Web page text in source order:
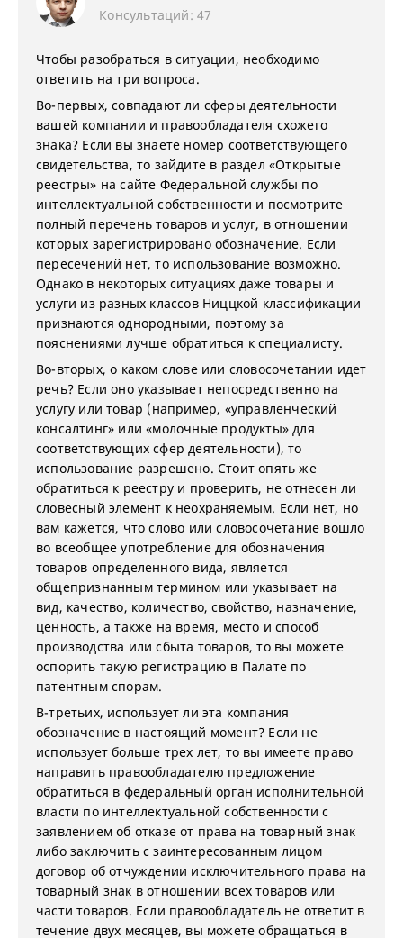
Консультаций: 47
Чтобы разобраться в ситуации, необходимо
ответить на три вопроса.
Во-первых, совпадают ли сферы деятельности
вашей компании и правообладателя схожего
знака? Если вы знаете номер соответствующего
свидетельства, то зайдите в раздел «Открытые
реестры» на сайте Федеральной службы по
интеллектуальной собственности и посмотрите
полный перечень товаров и услуг, в отношении
которых зарегистрировано обозначение. Если
пересечений нет, то использование возможно.
Однако в некоторых ситуациях даже товары и
услуги из разных классов Ниццкой классификации
признаются однородными, поэтому за
пояснениями лучше обратиться к специалисту.
Во-вторых, о каком слове или словосочетании идет
речь? Если оно указывает непосредственно на
услугу или товар (например, «управленческий
консалтинг» или «молочные продукты» для
соответствующих сфер деятельности), то
использование разрешено. Стоит опять же
обратиться к реестру и проверить, не отнесен ли
словесный элемент к неохраняемым. Если нет, но
вам кажется, что слово или словосочетание вошло
во всеобщее употребление для обозначения
товаров определенного вида, является
общепризнанным термином или указывает на
вид, качество, количество, свойство, назначение,
ценность, а также на время, место и способ
производства или сбыта товаров, то вы можете
оспорить такую регистрацию в Палате по
патентным спорам.
В-третьих, использует ли эта компания
обозначение в настоящий момент? Если не
использует больше трех лет, то вы имеете право
направить правообладателю предложение
обратиться в федеральный орган исполнительной
власти по интеллектуальной собственности с
заявлением об отказе от права на товарный знак
либо заключить с заинтересованным лицом
договор об отчуждении исключительного права на
товарный знак в отношении всех товаров или
части товаров. Если правообладатель не ответит в
течение двух месяцев, вы можете обращаться в